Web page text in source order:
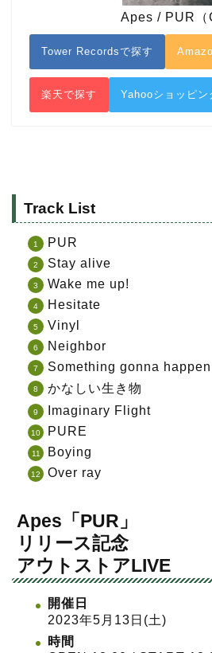
Apes / PUR（
Tower Recordsで探す
楽天で探す Yahooショッピン
Track List
PUR
Stay alive
Wake me up!
Hesitate
Vinyl
Neighbor
Something gonna
かなしい生き物
Imaginary Flight
PURE
Boying
Over ray
Apes「PUR」
リリース記念
アウトストアLIVE
開催日
2023年5月13日(土)
時間